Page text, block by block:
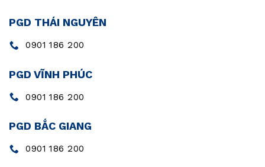
PGD THÁI NGUYÊN
0901 186 200
PGD VĨNH PHÚC
0901 186 200
PGD BẮC GIANG
0901 186 200